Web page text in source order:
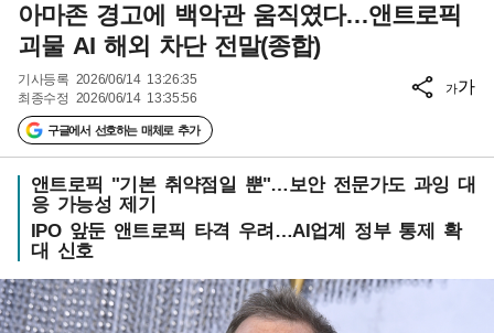
아마존 경고에 백악관 움직였다…앤트로픽
괴물 AI 해외 차단 전말(종합)
기사등록 2026/06/14 13:26:35
최종수정 2026/06/14 13:35:56
구글에서 선호하는 매체로 추가
가가
앤트로픽 "기본 취약점일 뿐"…보안 전문가도 과잉 대
응 가능성 제기
IPO 앞둔 앤트로픽 타격 우려…AI업계 정부 통제 확
대 신호